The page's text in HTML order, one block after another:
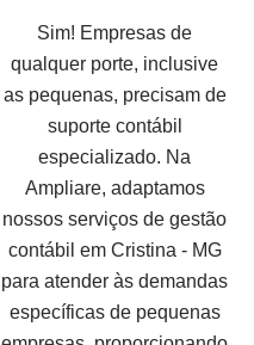
Sim! Empresas de
qualquer porte, inclusive
as pequenas, precisam de
suporte contábil
especializado. Na
Ampliare, adaptamos
nossos serviços de gestão
contábil em Cristina - MG
para atender às demandas
específicas de pequenas